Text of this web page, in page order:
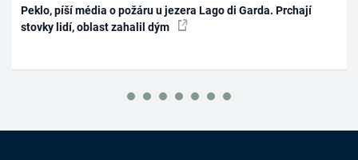
Peklo, píší média o požáru u jezera Lago di Garda. Prchají
stovky lidí, oblast zahalil dým